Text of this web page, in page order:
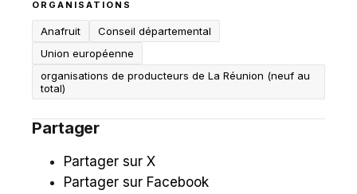
ORGANISATIONS
Anafruit
Conseil départemental
Union européenne
organisations de producteurs de La Réunion (neuf au
total)
Partager
Partager sur X
Partager sur Facebook